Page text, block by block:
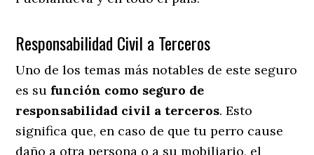
Responsabilidad Civil a Terceros
Uno de los temas más notables de este seguro
es su función como seguro de
responsabilidad civil a terceros. Esto
significa que, en caso de que tu perro cause
daño a otra persona o a su mobiliario, el